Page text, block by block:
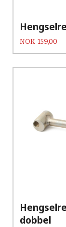
Pris
NOK 159,00
dobbel